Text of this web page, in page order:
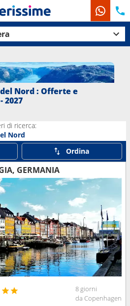
Ricerca
Nord : Offerte e
2027
di ricerca:
Nord
Ordina
GERMANIA
8 giorni
da Copenhagen